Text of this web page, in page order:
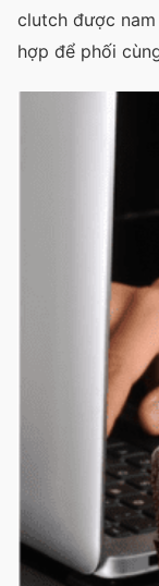
clutch được
hợp để phối